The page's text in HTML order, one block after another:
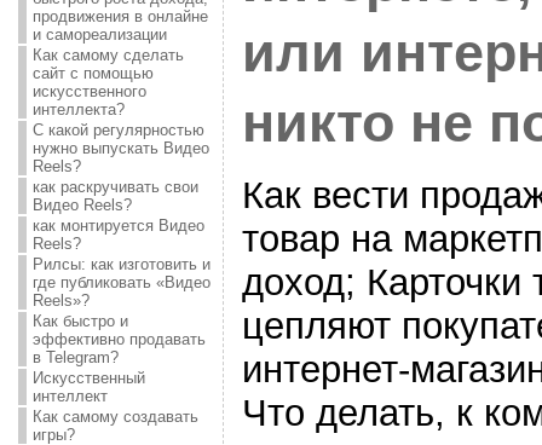
продвижения в онлайне
и самореализации
Как самому сделать
сайт с помощью
искусственного
интеллекта?
С какой регулярностью
нужно выпускать Видео
Reels?
как раскручивать свои
Видео Reels?
как монтируется Видео
Reels?
Рилсы: как изготовить и
где публиковать «Видео
Reels»?
Как быстро и
эффективно продавать
в Telegram?
Искусственный
интеллект
Как самому создавать
игры?
или
никто не
Как вести
товар на
доход; Карточки
цепляют
интернет-
Что делать, к